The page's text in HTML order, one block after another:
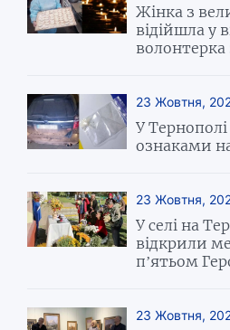
Жінка з
відійшла у
23 Жовтня,
У
ознаками
23 Жовтня,
У селі на
відкрили
п’ятьом
23 Жовтня,